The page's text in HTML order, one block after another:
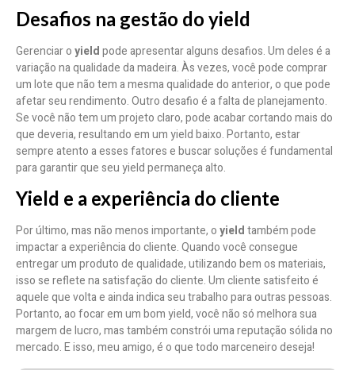
Desafios na gestão do yield
Gerenciar oyieldpode apresentar alguns desafios. Um deles é a
variação na qualidade da madeira. Às vezes, você pode comprar
um lote que não tem a mesma qualidade do anterior, o que pode
afetar seu rendimento. Outro desafio é a falta de planejamento.
Se você não tem um projeto claro, pode acabar cortando mais do
que deveria, resultando em um yield baixo. Portanto, estar
sempre atento a esses fatores e buscar soluções é fundamental
para garantir que seu yield permaneça alto.
Yield e a experiência do cliente
Por último, mas não menos importante, oyieldtambém pode
impactar a experiência do cliente. Quando você consegue
entregar um produto de qualidade, utilizando bem os materiais,
isso se reflete na satisfação do cliente. Um cliente satisfeito é
aquele que volta e ainda indica seu trabalho para outras pessoas.
Portanto, ao focar em um bom yield, você não só melhora sua
margem de lucro, mas também constrói uma reputação sólida no
mercado. E isso, meu amigo, é o que todo marceneiro deseja!